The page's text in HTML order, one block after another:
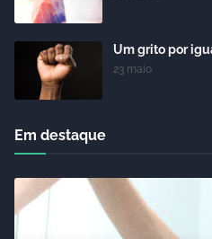
Um grito por
23 maio
Em destaque